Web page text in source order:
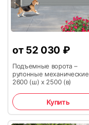
от 52 030 ₽
Подъемные ворота –
рулонные механические
2600 (ш) х 2500 (в)
Купить